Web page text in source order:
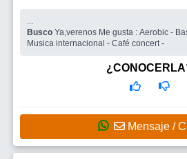
...
Busco Ya,verenos Me gusta : Aerobic -
Musica internacional - Café concert -
Mensaje /